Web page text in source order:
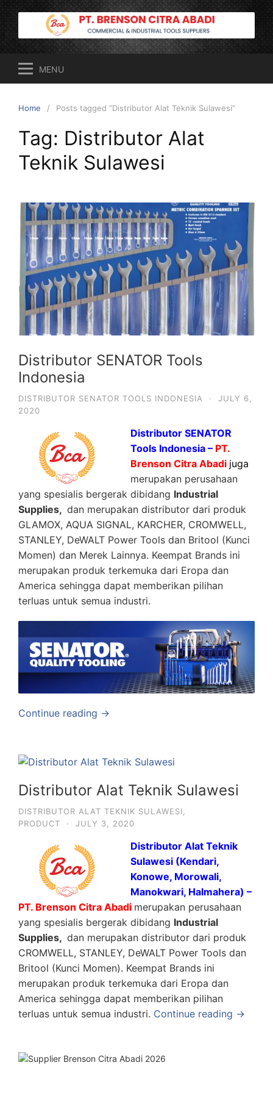
Skip
content
MENU
Home Posts tagged “Distributor Alat Teknik Sulawesi”
Tag: Distributor Alat
Teknik Sulawesi
Distributor SENATOR Tools
Indonesia
DISTRIBUTOR SENATOR TOOLS INDONESIA ·
JULY 6,
2020
Distributor SENATOR
Tools Indonesia – PT.
Brenson Citra Abadi juga
merupakan perusahaan
yang spesialis bergerak dibidang Industrial
Supplies, dan merupakan distributor dari produk
GLAMOX, AQUA SIGNAL, KARCHER, CROMWELL,
STANLEY, DeWALT Power Tools dan Britool (Kunci
Momen) dan Merek Lainnya. Keempat Brands ini
merupakan produk terkemuka dari Eropa dan
America sehingga dapat memberikan pilihan
terluas untuk semua industri.
Continue reading →
Distributor Alat Teknik Sulawesi
DISTRIBUTOR ALAT TEKNIK SULAWESI
PRODUCT
· JULY 3, 2020
Distributor Alat Teknik
Sulawesi (Kendari,
Konowe, Morowali,
Manokwari, Halmahera) –
PT. Brenson Citra Abadi merupakan perusahaan
yang spesialis bergerak dibidang Industrial
Supplies, dan merupakan distributor dari produk
CROMWELL, STANLEY, DeWALT Power Tools dan
Britool (Kunci Momen). Keempat Brands ini
merupakan produk terkemuka dari Eropa dan
America sehingga dapat memberikan pilihan
terluas untuk semua industri. Continue reading →